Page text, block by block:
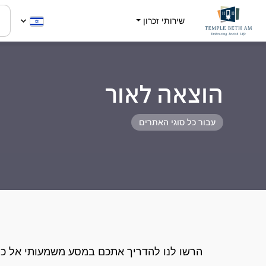
שירותי זכרון
הוצאה לאור
עבור כל סוגי האתרים
הרשו לנו להדריך אתכם במסע משמעותי אל